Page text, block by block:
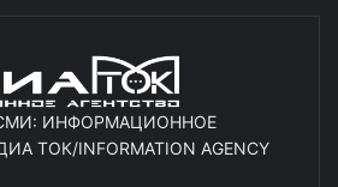
СМИ: ИНФОРМАЦИОННОЕ
ТОК/INFORMATION AGENCY